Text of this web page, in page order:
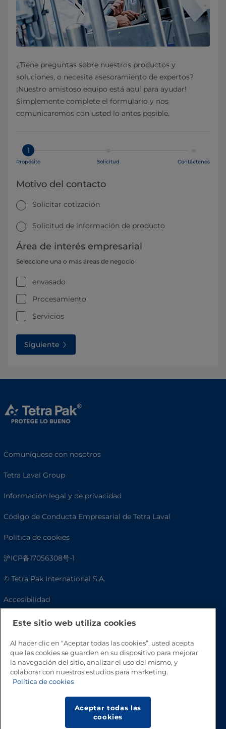
¿Tiene preguntas sobre nuestros productos y
soluciones, o necesita asesoramiento de expertos?
¡Nuestro amistoso equipo está aquí para ayudar!
Simplemente complete el formulario y nos
comunicaremos con usted lo antes posible.
1
Propósito Solicitud Contáctenos
Motivo del contacto
Solicitar cotización
Solicitud de información de producto
Área de interés empresarial
Seleccione una o más áreas de negocio
envasado
Procesamiento
Servicios
Siguiente
Comuníquese con nosotros
Tetra Laval Group
Información legal y de privacidad
Código de Conducta Empresarial de Tetra Laval
Política de cookies
沪ICP备17056308号-1
© Tetra Pak International S.A.
Accesibilidad
Preguntas frecuentes
Este sitio web utiliza cookies
Al hacer clic en “Aceptar todas las cookies”, usted acepta
que las cookies se guarden en su dispositivo para mejorar
la navegación del sitio, analizar el uso del mismo, y
colaborar con nuestros estudios para marketing.
Política de cookies
Aceptar todas las
cookies